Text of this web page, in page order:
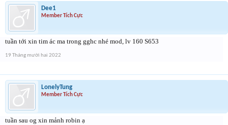
Dee1
Member Tích Cực
tuần tới xin tim ác ma trong gghc nhé mod, lv 160 S653
19 Tháng mười hai 2022
LonelyTung
Member Tích Cực
tuần sau og xin mảnh robin ạ